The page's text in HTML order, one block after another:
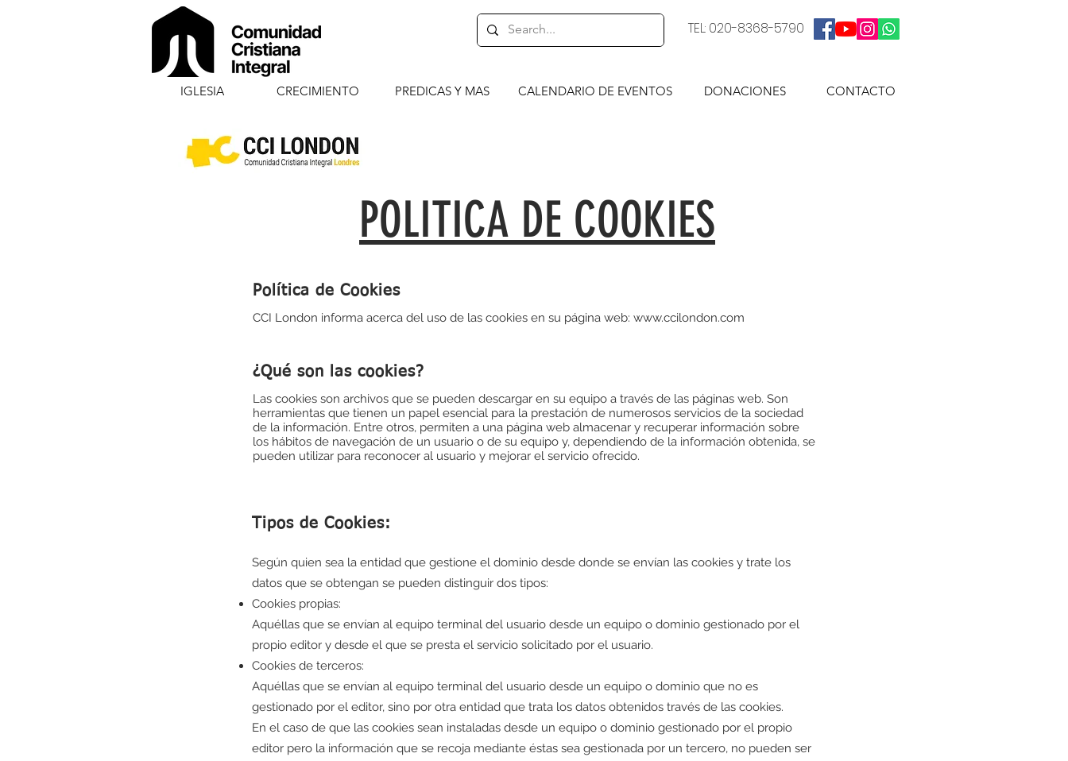
IGLESIA CRECIMIENTO
TEL: 020-8368-5790
PREDICAS Y MAS CALENDARIO DE EVENTOS DONACIONES CONTACTO
POLITICA DE COOKIES
Política de Cookies
CCI London informa acerca del uso de las cookies en su página web: www.ccilondon.com
¿Qué son las cookies?
Las cookies son archivos que se pueden descargar en su equipo a través de las páginas web. Son
herramientas que tienen un papel esencial para la prestación de numerosos servicios de la sociedad
de la información. Entre otros, permiten a una página web almacenar y recuperar información sobre
los hábitos de navegación de un usuario o de su equipo y, dependiendo de la información obtenida, se
pueden utilizar para reconocer al usuario y mejorar el servicio ofrecido.
Tipos de Cookies:
Según quien sea la entidad que gestione el dominio desde donde se envían las cookies y trate los
datos que se obtengan se pueden distinguir dos tipos:
Cookies propias:
Aquéllas que se envían al equipo terminal del usuario desde un equipo o dominio gestionado por el
propio editor y desde el que se presta el servicio solicitado por el usuario.
Cookies de terceros:
Aquéllas que se envían al equipo terminal del usuario desde un equipo o dominio que no es
gestionado por el editor, sino por otra entidad que trata los datos obtenidos través de las cookies.
En el caso de que las cookies sean instaladas desde un equipo o dominio gestionado por el propio
editor pero la información que se recoja mediante éstas sea gestionada por un tercero, no pueden ser